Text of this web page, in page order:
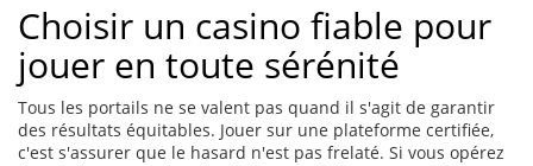
Choisir un casino fiable pour
jouer en toute sérénité
Tous les portails ne se valent pas quand il s'agit de garantir
des résultats équitables. Jouer sur une plateforme certifiée,
c'est s'assurer que le hasard n'est pas frelaté. Si vous opérez